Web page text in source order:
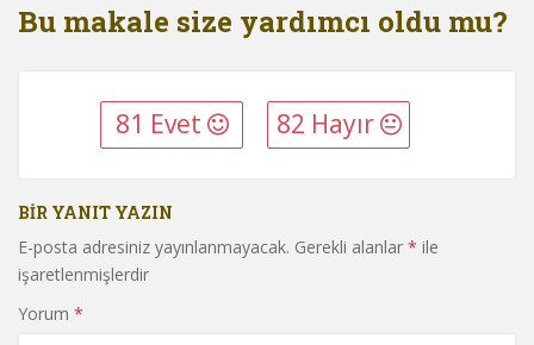
Bu makale size yardımcı oldu mu?
81 Evet 82 Hayır
BIR YANIT YAZIN
E-posta adresiniz yayınlanmayacak. Gerekli alanlar * ile
işaretlenmişlerdir
Yorum *